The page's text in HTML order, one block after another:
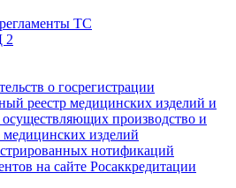
ТС
2
о госрегистрации
реестр медицинских изделий и
производство и
медицинских изделий
нотификаций
на сайте Росаккредитации